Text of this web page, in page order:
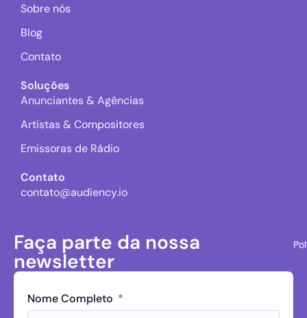
Sobre nós
Blog
Contato
Soluções
Anunciantes & Agências
Artistas & Compositores
Emissoras de Rádio
Contato
contato@audiency.io
Faça parte da nossa
newsletter
Nome Completo